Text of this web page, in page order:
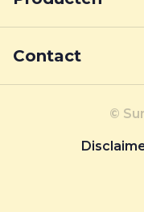
Contact
©